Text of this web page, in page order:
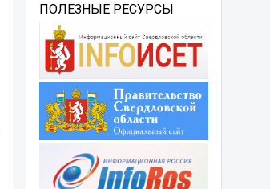
ПОЛЕЗНЫЕ РЕСУРСЫ